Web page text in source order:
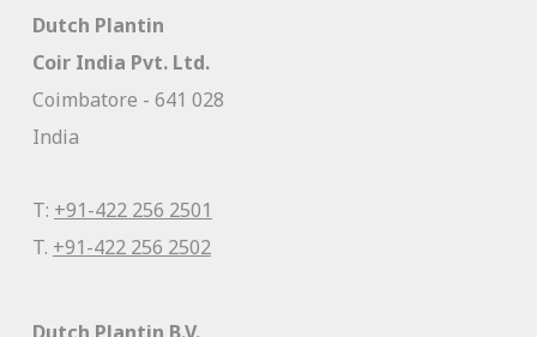
Dutch Plantin
Coir India Pvt. Ltd.
Coimbatore - 641 028
India
T: +91-422 256 2501
T. +91-422 256 2502